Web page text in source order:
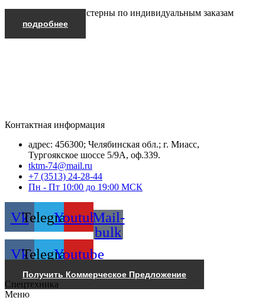
Производим автоцистерны по индивидуальным заказам
подробнее
Контактная информация
адрес: 456300; Челябинская обл.; г. Миасс,
Тургоякское шоссе 5/9А, оф.339.
tktm-74@mail.ru
+7 (3513) 24-28-44
Пн - Пт 10:00 до 19:00 МСК
VkTelegramYoutubeMail-
bulk
VkTelegramYoutube
Получить Коммерческое Предложение
Спецтехника
Меню